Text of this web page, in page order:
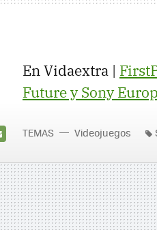
En Vidaextra |
Future y Sony
TEMAS Videojuegos